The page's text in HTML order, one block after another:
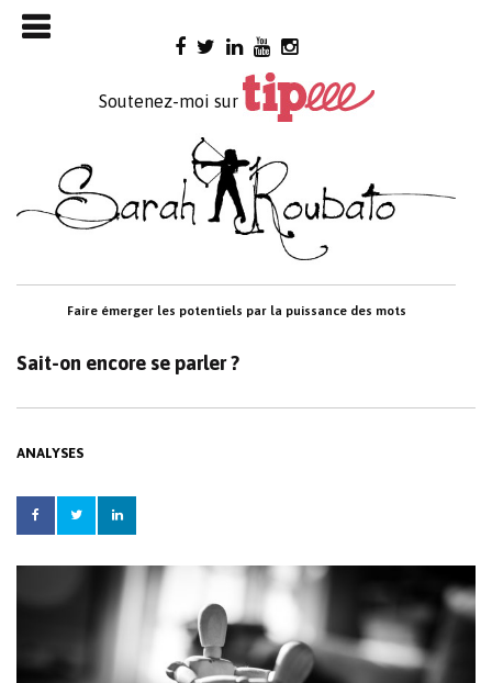
Skip
to
Soutenez-moi sur
Faire émerger les potentiels par la puissance des mots

Sait-on encore se parler ?
ANALYSES